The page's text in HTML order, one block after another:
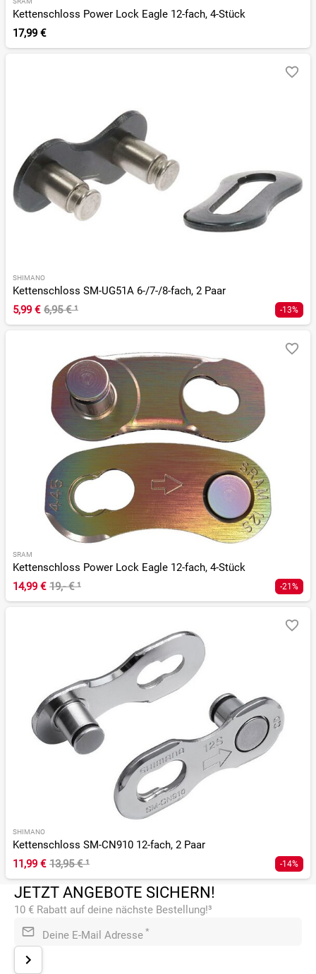
Kettenschloss Power Lock Eagle 12-fach, 4-Stück
17,99 €
SHIMANO
Kettenschloss SM-UG51A 6-/7-/8-fach, 2 Paar
5,99 € 6,95 €¹ -13%
SRAM
Kettenschloss Power Lock Eagle 12-fach, 4-Stück
14,99 € 19,- €¹ -21%
SHIMANO
Kettenschloss SM-CN910 12-fach, 2 Paar
11,99 € 13,95 €¹ -14%
JETZT ANGEBOTE SICHERN!
10 € Rabatt auf deine nächste Bestellung!³
Deine E-Mail Adresse *